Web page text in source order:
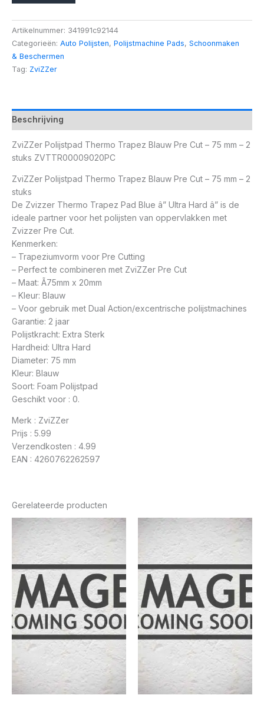
Artikelnummer: 341991c92144
Categorieën: Auto Polijsten, Polijstmachine Pads, Schoonmaken
& Beschermen
Tag: ZviZZer
Beschrijving
ZviZZer Polijstpad Thermo Trapez Blauw Pre Cut – 75 mm – 2
stuks ZVTTR00009020PC
ZviZZer Polijstpad Thermo Trapez Blauw Pre Cut – 75 mm – 2
stuks
De Zvizzer Thermo Trapez Pad Blue â” Ultra Hard â” is de
ideale partner voor het polijsten van oppervlakken met
Zvizzer Pre Cut.
Kenmerken:
– Trapeziumvorm voor Pre Cutting
– Perfect te combineren met ZviZZer Pre Cut
– Maat: Ã75mm x 20mm
– Kleur: Blauw
– Voor gebruik met Dual Action/excentrische polijstmachines
Garantie: 2 jaar
Polijstkracht: Extra Sterk
Hardheid: Ultra Hard
Diameter: 75 mm
Kleur: Blauw
Soort: Foam Polijstpad
Geschikt voor : 0.
Merk : ZviZZer
Prijs : 5.99
Verzendkosten : 4.99
EAN : 4260762262597
Gerelateerde producten